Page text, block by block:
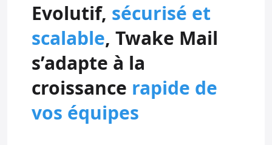
Evolutif, sécurisé et
scalable, Twake Mail
s’adapte à la
croissance rapide de
vos équipes